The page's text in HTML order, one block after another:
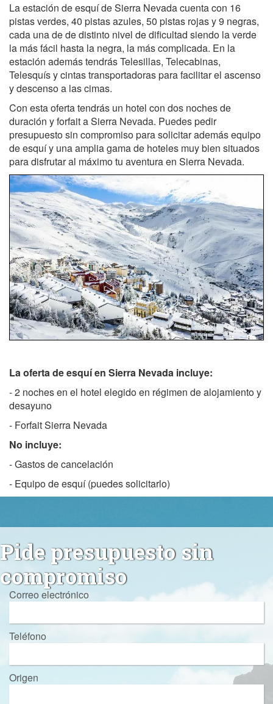
La estación de esquí de Sierra Nevada cuenta con 16
pistas verdes, 40 pistas azules, 50 pistas rojas y 9 negras,
cada una de de distinto nivel de dificultad siendo la verde
la más fácil hasta la negra, la más complicada. En la
estación además tendrás Telesillas, Telecabinas,
Telesquís y cintas transportadoras para facilitar el ascenso
y descenso a las cimas.
Con esta oferta tendrás un hotel con dos noches de
duración y forfait a Sierra Nevada. Puedes pedir
presupuesto sin compromiso para solicitar además equipo
de esquí y una amplia gama de hoteles muy bien situados
para disfrutar al máximo tu aventura en Sierra Nevada.
La oferta de esquí en Sierra Nevada incluye:
- 2 noches en el hotel elegido en régimen de alojamiento y
desayuno
- Forfait Sierra Nevada
No incluye:
- Gastos de cancelación
- Equipo de esquí (puedes solicitarlo)
Pide presupuesto sin
compromiso
Correo electrónico
Teléfono
Origen